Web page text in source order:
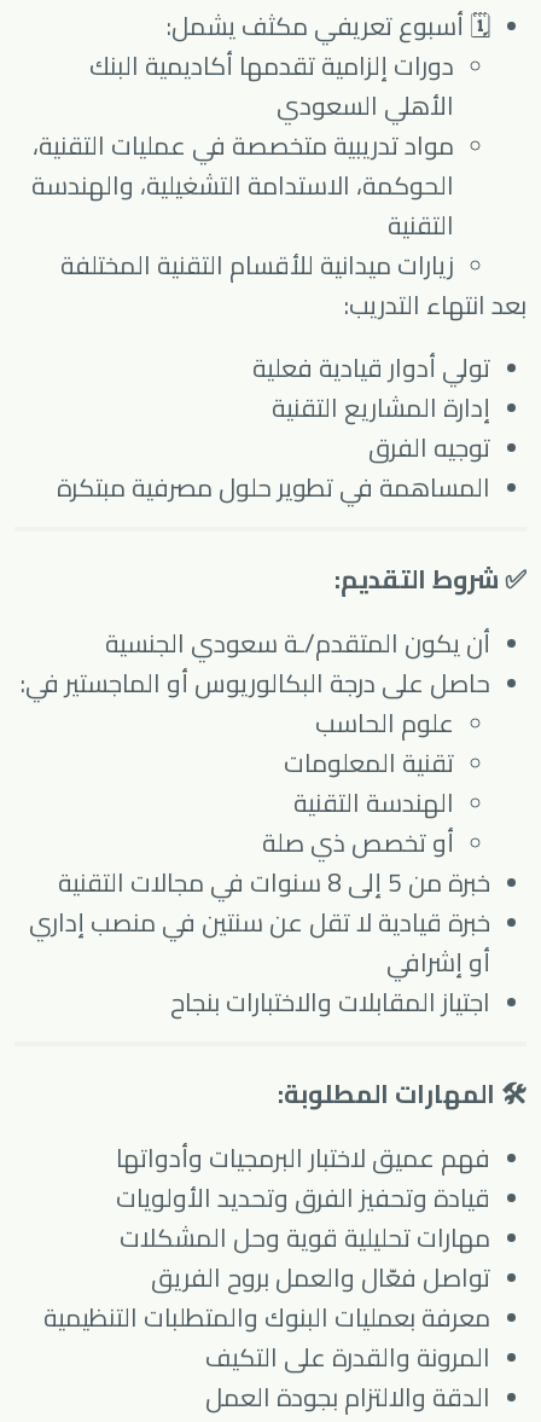
🗓 أسبوع تعريفي مكثف يشمل:
دورات إلزامية تقدمها أكاديمية البنك
الأهلي السعودي
مواد تدريبية متخصصة في عمليات التقنية،
الحوكمة، الاستدامة التشغيلية، والهندسة
التقنية
زيارات ميدانية للأقسام التقنية المختلفة
بعد انتهاء التدريب:
تولي أدوار قيادية فعلية
إدارة المشاريع التقنية
توجيه الفرق
المساهمة في تطوير حلول مصرفية مبتكرة
✅ شروط التقديم:
أن يكون المتقدم/ـة سعودي الجنسية
حاصل على درجة البكالوريوس أو الماجستير في:
علوم الحاسب
تقنية المعلومات
الهندسة التقنية
أو تخصص ذي صلة
خبرة من 5 إلى 8 سنوات في مجالات التقنية
خبرة قيادية لا تقل عن سنتين في منصب إداري
أو إشرافي
اجتياز المقابلات والاختبارات بنجاح
🛠 المهارات المطلوبة:
فهم عميق لاختبار البرمجيات وأدواتها
قيادة وتحفيز الفرق وتحديد الأولويات
مهارات تحليلية قوية وحل المشكلات
تواصل فعّال والعمل بروح الفريق
معرفة بعمليات البنوك والمتطلبات التنظيمية
المرونة والقدرة على التكيف
الدقة والالتزام بجودة العمل